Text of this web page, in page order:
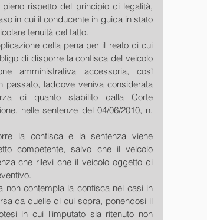
rispetto del principio di legalità,
in cui il conducente in guida in stato
tenuità del fatto.
della pena per il reato di cui
di disporre la confisca del veicolo
amministrativa accessoria, così
passato, laddove veniva considerata
di quanto stabilito dalla Corte
nelle sentenze del 04/06/2010, n.
la confisca e la sentenza viene
competente, salvo che il veicolo
che rilevi che il veicolo oggetto di
non contempla la confisca nei casi in
da quelle di cui sopra, ponendosi il
in cui l'imputato sia ritenuto non